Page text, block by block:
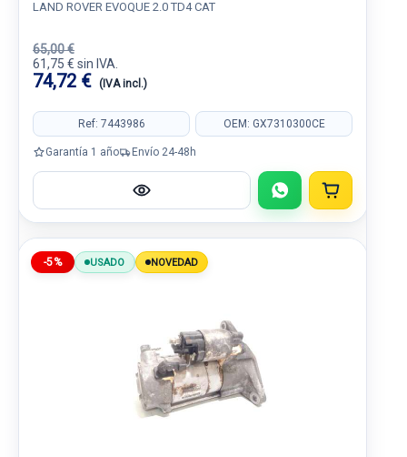
LAND ROVER EVOQUE 2.0 TD4 CAT
65,00 €
61,75 € sin IVA.
74,72 € (IVA incl.)
Ref: 7443986 OEM: GX7310300CE
Garantía 1 año Envío 24-48h
-5% USADO NOVEDAD